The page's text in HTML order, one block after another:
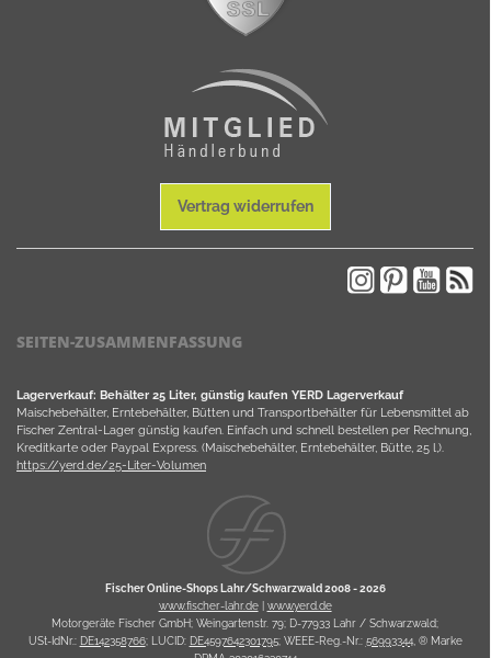
Vertrag widerrufen
SEITEN-ZUSAMMENFASSUNG
Lagerverkauf: Behälter 25 Liter, günstig kaufen YERD Lagerverkauf
Maischebehälter, Erntebehälter, Bütten und Transportbehälter für Lebensmittel ab
Fischer Zentral-Lager günstig kaufen. Einfach und schnell bestellen per Rechnung,
Kreditkarte oder Paypal Express. (Maischebehälter, Erntebehälter, Bütte, 25 l,).
https://yerd.de/25-Liter-Volumen
Fischer Online-Shops Lahr/Schwarzwald 2008 -2026
www.fischer-lahr.de| www.yerd.de
Motorgeräte Fischer GmbH; Weingartenstr. 79; D-77933 Lahr / Schwarzwald;
USt-IdNr.: DE142358766; LUCID: DE4597642301795; WEEE-Reg.-Nr.: 56993344, ® Marke